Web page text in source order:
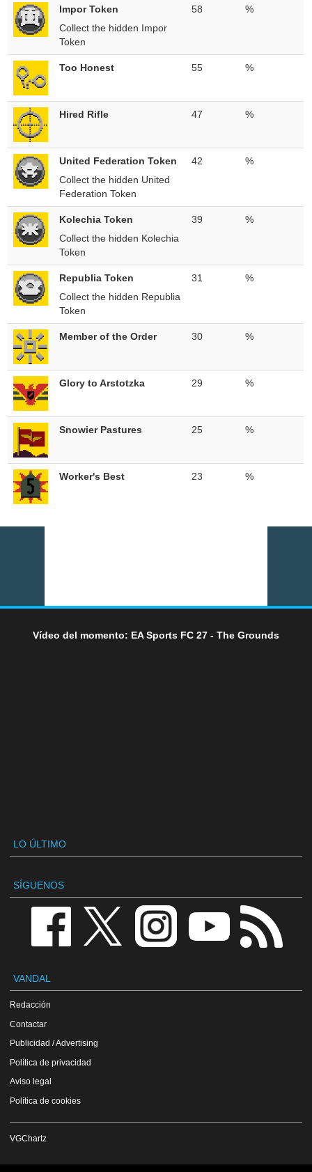
Impor Token
Collect the hidden Impor
Token
58 %
Too Honest 55 %
Hired Rifle 47 %
United Federation Token
Collect the hidden United
Federation Token
42 %
Kolechia Token
Collect the hidden Kolechia
Token
39 %
Republia Token
Collect the hidden Republia
Token
31 %
Member of the Order 30 %
Glory to Arstotzka 29 %
Snowier Pastures 25 %
Worker's Best 23 %
Vídeo del momento: EA Sports FC 27 - The Grounds
LO ÚLTIMO
SÍGUENOS
VANDAL
Redacción
Contactar
Publicidad / Advertising
Política de privacidad
Aviso legal
Política de cookies
VGChartz